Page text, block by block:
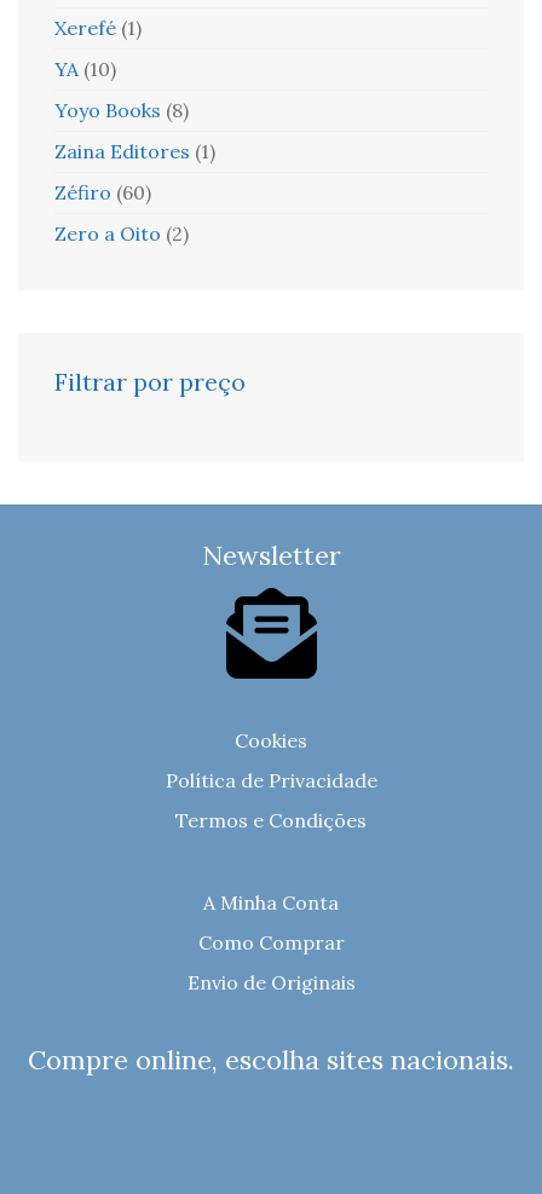
Xerefé (1)
YA (10)
Yoyo Books (8)
Zaina Editores (1)
Zéfiro (60)
Zero a Oito (2)
Filtrar por preço
Newsletter
Cookies
Política de Privacidade
Termos e Condições
A Minha Conta
Como Comprar
Envio de Originais
Compre online, escolha sites nacionais.